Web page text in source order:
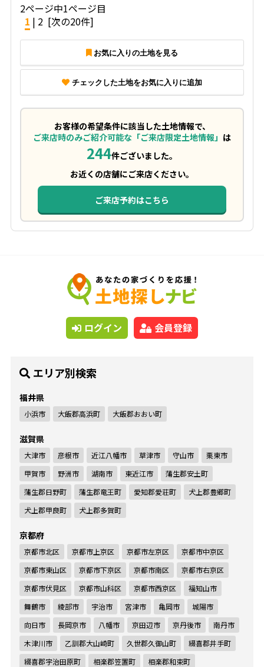
2ページ中1ページ目
1 | 2 [次の20件]
お気に入りの土地を見る
チェックした土地をお気に入りに追加
お客様の希望条件に該当した土地情報で、
ご来店時のみご紹介可能な「ご来店限定土地情報」 は
244件ございました。
お近くの店舗にご来店ください。
ご来店予約はこちら
ログイン 会員登録
エリア別検索
福井県
小浜市 大飯郡高浜町 大飯郡おおい町
滋賀県
大津市 彦根市 近江八幡市 草津市 守山市
栗東市
甲賀市
野洲市 湖南市 東近江市
蒲生郡安土町
蒲生郡日野町
蒲生郡竜王町 愛知郡愛荘町
犬上郡豊郷町
犬上郡甲良町
犬上郡多賀町
京都府
京都市北区 京都市上京区 京都市左京区
京都市中京区
京都市東山区
京都市下京区 京都市南区
京都市右京区
京都市伏見区
京都市山科区 京都市西京区
福知山市
舞鶴市
綾部市 宇治市 宮津市 亀岡市
城陽市
向日市
長岡京市 八幡市 京田辺市 京丹後市
南丹市
木津川市
乙訓郡大山崎町 久世郡久御山町
綴喜郡井手町
綴喜郡宇治田原町
相楽郡笠置町
相楽郡和束町